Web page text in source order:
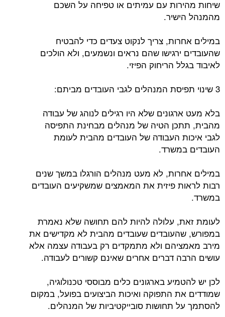
שיחות מהירות עם עמיתים או טפיחה על השכם
מהמנהל הישיר.
במילים אחרות, צריך לנקוט צעדים כדי להבטיח
שהעובדים ירגישו שהם נראים ונשמעים, ולא הולכים
לאיבוד בגלל הריחוק הפיזי.
3 שינוי תפיסת המנהלים לגבי העובדים מביתם:
בלא מעט ארגונים שלא היו רגילים לנוהג של עבודה
מהבית, תתכן הטיה של מנהלים מבחינת התפיסה
לגבי איכות העבודה של העובדים מהבית לעומת
העובדים במשרד.
במילים אחרות, לא מעט מנהלים הורגלו במשך שנים
רבות לראות פיזית את המאמצים שמשקיעים העובדים
במשרד.
לעומת זאת, עלולה להיות להם תחושה שלא נאמרת
במפורש, שהעובדים שעובדים מהבית לא מקדישים את
מירב מאמציהם ולא מתמקדים רק בעבודה עצמה אלא
עושים הרבה דברים אחרים שאינם קשורים לעבודה.
לכן יש להטמיע בארגונים כלים מבוססי טכנולוגיה,
שמודדים את התפוקה ואיכות הביצועים בפועל, במקום
להסתמך על תחושות סובייקטיביות של המנהלים.